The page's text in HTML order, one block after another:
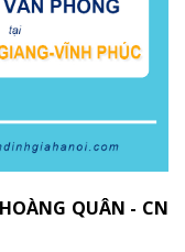
QUÂN - CN